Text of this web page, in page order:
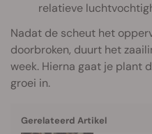
relatieve
Nadat de scheut het
doorbroken, duurt het
week. Hierna gaat je plant
groei in.
Gerelateerd Artikel